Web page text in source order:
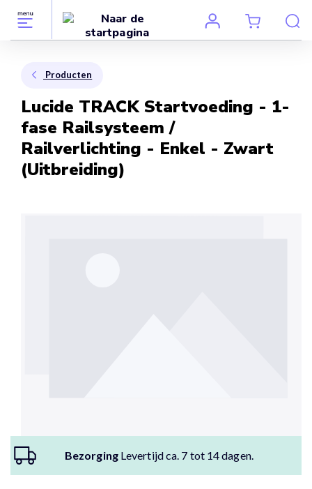
Producten
Lucide TRACK Startvoeding - 1-
fase Railsysteem /
Railverlichting - Enkel - Zwart
(Uitbreiding)
BezorgingLevertijd ca. 7 tot 14 dagen.